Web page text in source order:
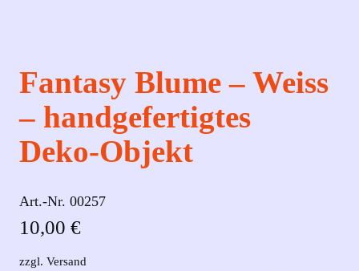
Fantasy Blume – Weiss
– handgefertigtes
Deko‑Objekt
Art.-Nr. 00257
10,00 €
zzgl. Versand